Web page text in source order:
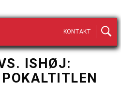
KONTAKT
ISHØJ: